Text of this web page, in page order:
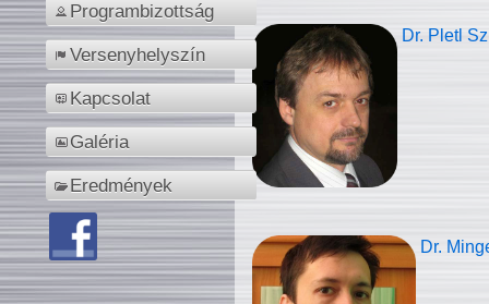
Programbizottság
Versenyhelyszín
Kapcsolat
Galéria
Eredmények
Dr. Pletl
Dr.